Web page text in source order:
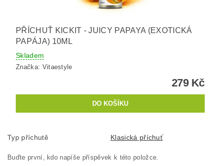
PŘÍCHUŤ KICKIT - JUICY PAPAYA (EXOTICKÁ
PAPÁJA) 10ML
Skladem
Značka: Vitaestyle
279 Kč
Typ příchutě Klasická příchuť
Buďte první, kdo napíše příspěvek k této položce.